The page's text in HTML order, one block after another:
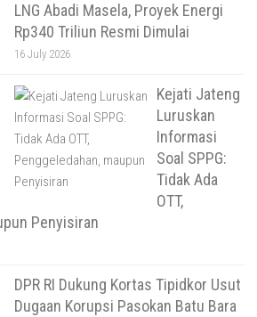
LNG Abadi Masela, Proyek Energi
Rp340 Triliun Resmi Dimulai
16 July 2026
Kejati Jateng
Luruskan
Informasi
Soal SPPG:
Tidak Ada
OTT,
Penyisiran
DPR RI Dukung Kortas Tipidkor Usut
Dugaan Korupsi Pasokan Batu Bara